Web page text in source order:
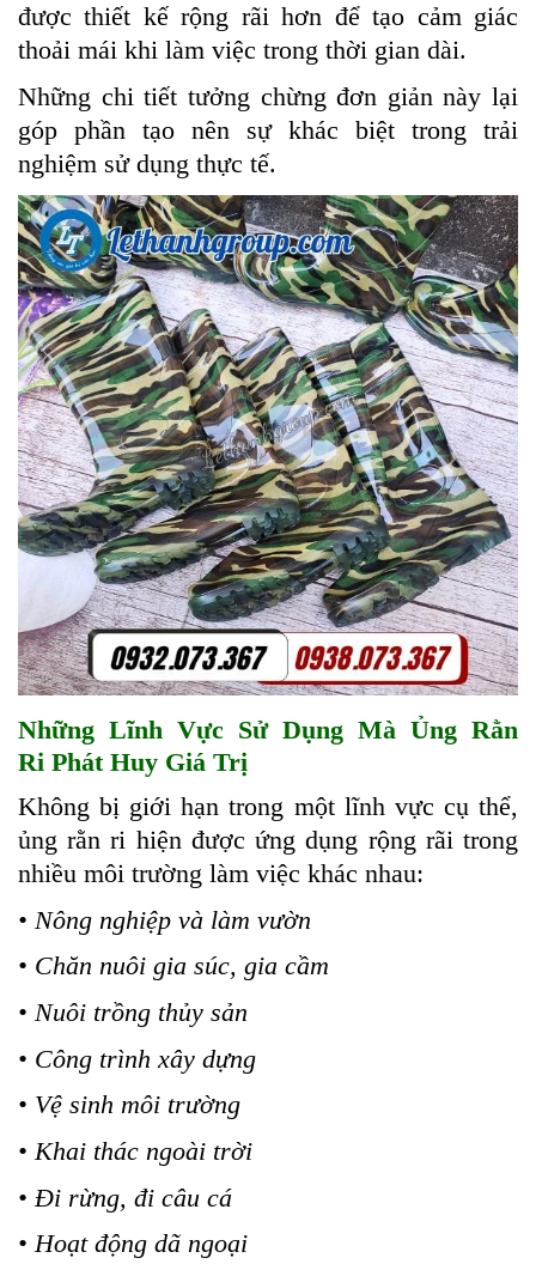
được thiết kế rộng rãi hơn để tạo cảm giác
thoải mái khi làm việc trong thời gian dài.
Những chi tiết tưởng chừng đơn giản này lại
góp phần tạo nên sự khác biệt trong trải
nghiệm sử dụng thực tế.
Những Lĩnh Vực Sử Dụng Mà Ủng Rằn
Ri Phát Huy Giá Trị
Không bị giới hạn trong một lĩnh vực cụ thể,
ủng rằn ri hiện được ứng dụng rộng rãi trong
nhiều môi trường làm việc khác nhau:
• Nông nghiệp và làm vườn
• Chăn nuôi gia súc, gia cầm
• Nuôi trồng thủy sản
• Công trình xây dựng
• Vệ sinh môi trường
• Khai thác ngoài trời
• Đi rừng, đi câu cá
• Hoạt động dã ngoại